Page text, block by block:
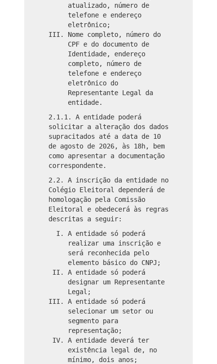
atualizado, número de
telefone e endereço
eletrônico;
Nome completo, número do
CPF e do documento de
Identidade, endereço
completo, número de
telefone e endereço
eletrônico do
Representante Legal da
entidade.
2.1.1. A entidade poderá
solicitar a alteração dos dados
supracitados até a data de 10
de agosto de 2026, às 18h, bem
como apresentar a documentação
correspondente.
2.2. A inscrição da entidade no
Colégio Eleitoral dependerá de
homologação pela Comissão
Eleitoral e obedecerá às regras
descritas a seguir:
A entidade só poderá
realizar uma inscrição e
será reconhecida pelo
elemento básico do CNPJ;
A entidade só poderá
designar um Representante
Legal;
A entidade só poderá
selecionar um setor ou
segmento para
representação;
A entidade deverá ter
existência legal de, no
mínimo, dois anos;